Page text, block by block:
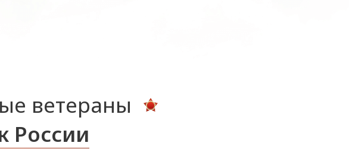
ветераны
России